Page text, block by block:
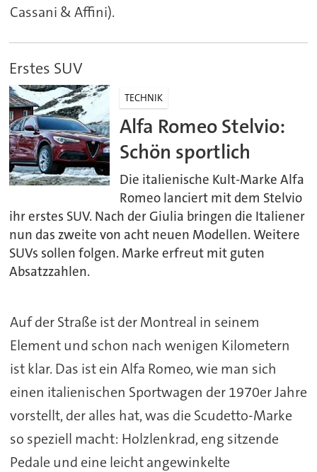
Cassani & Affini).
Erstes SUV
TECHNIK
Alfa Romeo Stelvio:
Schön sportlich
Die italienische Kult-Marke Alfa
Romeo lanciert mit dem Stelvio
ihr erstes SUV. Nach der Giulia bringen die Italiener
nun das zweite von acht neuen Modellen. Weitere
SUVs sollen folgen. Marke erfreut mit guten
Absatzzahlen.
Auf der Straße ist der Montreal in seinem
Element und schon nach wenigen Kilometern
ist klar. Das ist ein Alfa Romeo, wie man sich
einen italienischen Sportwagen der 1970er Jahre
vorstellt, der alles hat, was die Scudetto-Marke
so speziell macht: Holzlenkrad, eng sitzende
Pedale und eine leicht angewinkelte